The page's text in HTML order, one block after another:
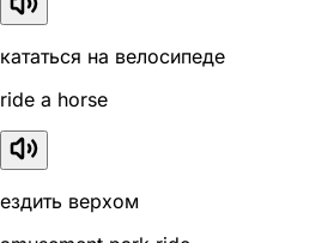
кататься на велосипеде
ride a horse
ездить верхом